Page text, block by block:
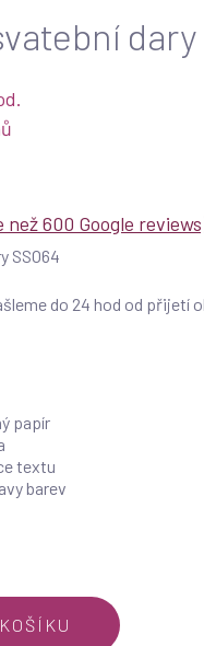
dary
než 600 Google
SSO64
do 24 hod od přijetí
papír
textu
barev